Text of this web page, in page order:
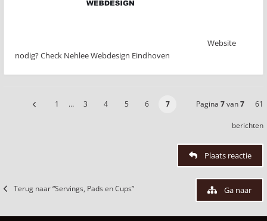
Website
nodig? Check Nehlee Webdesign Eindhoven
1 … 3 4 5 6 7 Pagina 7van7 61
berichten
Plaats reactie
Terug naar “Servings, Pads en Cups” Ga naar